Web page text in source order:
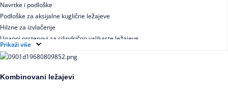
Navrtke i podloške
Podloške za aksijalne kuglične ležajeve
Hilzne za izvlačenje
Ugaoni prstenovi za cilindrično valjkaste ležajeve
Prikaži više
Kombinovani ležajevi